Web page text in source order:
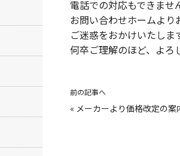
電話での対応もできませ
お問い合わせホームより
ご迷惑をおかけいたしま
何卒ご理解のほど、よろ
前の記事へ
« メーカーより価格改定の案